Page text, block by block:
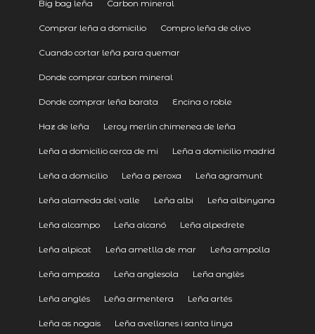
Big bag leña Carbon mineral
Comprar leña a domicilio Compro leña de olivo
Cuando cortar leña para quemar
Donde comprar carbon mineral
Donde comprar leña barata Encina o roble
Haz de leña Leroy merlin chimenea de leña
Leña a domicilio cerca de mi Leña a domicilio madrid
Leña a domicilio Leña a peroxa Leña agramunt
Leña alameda del valle Leña albi Leña albinyana
Leña alcampo Leña alcanó Leña alpedrete
Leña alpicat Leña ametlla de mar Leña ampolla
Leña amposta Leña anglesola Leña anglès
Leña anglés Leña armentera Leña artés
Leña as nogais Leña avellanes i santa linya